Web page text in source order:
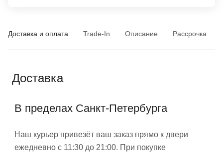
Доставка и оплата Trade-In Описание Рассрочка
Доставка
В пределах Санкт-Петербурга
Наш курьер привезёт ваш заказ прямо к двери
ежедневно с 11:30 до 21:00. При покупке